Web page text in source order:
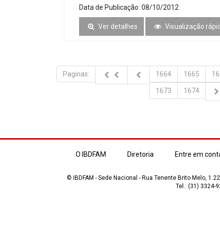
Data de Publicação: 08/10/2012
Ver detalhes Visualização
Paginas: 1664 1665
1673 1674
O IBDFAM Diretoria Entre em
© IBDFAM - Sede Nacional - Rua Tenente Brito Melo,
Tel.: (31) 3324-